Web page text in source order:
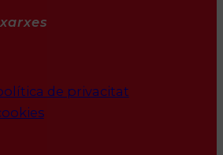
de privacitat